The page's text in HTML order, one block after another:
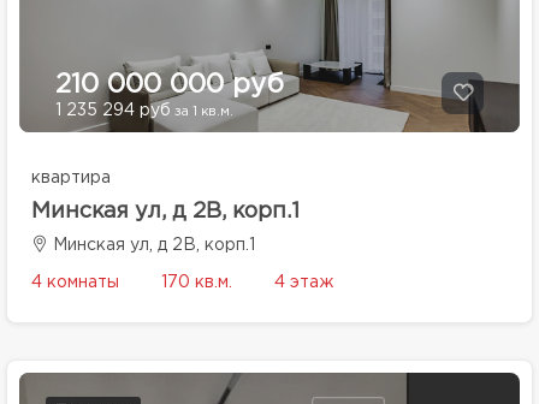
210 000 000 руб
1 235 294 руб за 1 кв.м.
квартира
Минская ул, д 2В, корп.1
Минская ул, д 2В, корп.1
4 комнаты 170 кв.м. 4 этаж